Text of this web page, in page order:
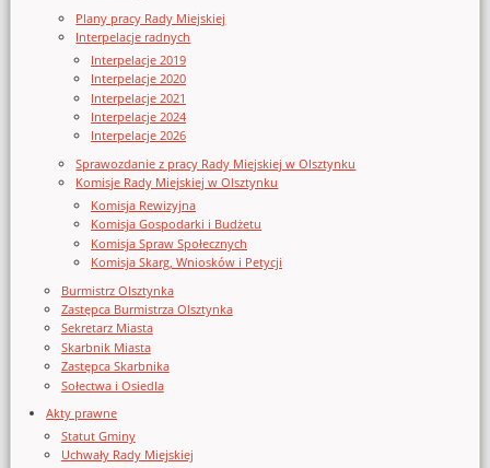
Plany pracy Rady Miejskiej
Interpelacje radnych
Interpelacje 2019
Interpelacje 2020
Interpelacje 2021
Interpelacje 2024
Interpelacje 2026
Sprawozdanie z pracy Rady Miejskiej w Olsztynku
Komisje Rady Miejskiej w Olsztynku
Komisja Rewizyjna
Komisja Gospodarki i Budżetu
Komisja Spraw Społecznych
Komisja Skarg, Wniosków i Petycji
Burmistrz Olsztynka
Zastępca Burmistrza Olsztynka
Sekretarz Miasta
Skarbnik Miasta
Zastępca Skarbnika
Sołectwa i Osiedla
Akty prawne
Statut Gminy
Uchwały Rady Miejskiej